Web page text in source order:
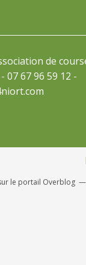
de
07 67 96 59 12 -
le portail Overblog